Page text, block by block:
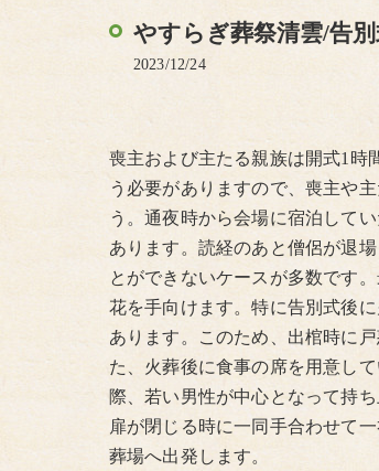
やすらぎ葬祭清雲/告
2023/12/24
喪主および主たる親族は開式1時
う必要がありますので、喪主や
う。通夜時から会場に宿泊して
あります。読経のあと僧侶が退
とができないケースが多数です
花を手向けます。特に告別式後
あります。このため、出棺時に
た、火葬後に食事の席を用意し
際、若い男性が中心となって持
扉が閉じる時に一同手合わせて
葬場へ出発します。